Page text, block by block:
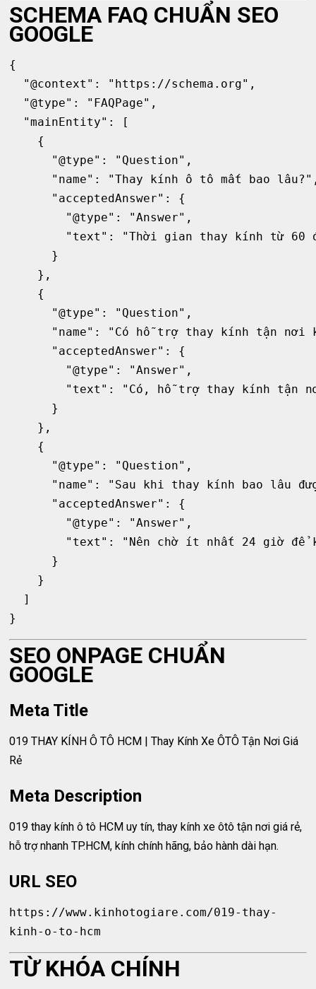
SCHEMA FAQ CHUẨN SEO
GOOGLE
{
  "@context": "https://schema.org",
  "@type": "FAQPage",
  "mainEntity": [
    {
      "@type": "Question",
"name": "Thay kính ô tô mất bao
      "acceptedAnswer": {
        "@type": "Answer",
"text": "Thời gian thay kính từ 60
      }
    },
    {
      "@type": "Question",
"name": "Có hỗ trợ thay kính tận nơi
      "acceptedAnswer": {
        "@type": "Answer",
"text": "Có, hỗ trợ thay kính tận
      }
    },
    {
      "@type": "Question",
"name": "Sau khi thay kính bao lâu
      "acceptedAnswer": {
        "@type": "Answer",
"text": "Nên chờ ít nhất 24 giờ để
      }
    }
  ]
SEO ONPAGE CHUẨN
GOOGLE
Meta Title
019 THAY KÍNH Ô TÔ HCM | Thay Kính Xe ÔTÔ Tận Nơi Giá
Rẻ
Meta Description
019 thay kính ô tô HCM uy tín, thay kính xe ôtô tận nơi giá rẻ,
hỗ trợ nhanh TP.HCM, kính chính hãng, bảo hành dài hạn.
URL SEO
https://www.kinhotogiare.com/019-thay-
kinh-o-to-hcm
TỪ KHÓA CHÍNH